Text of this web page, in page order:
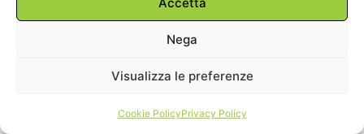
Nega
Visualizza le preferenze
Cookie PolicyPrivacy Policy
Link
Privacy